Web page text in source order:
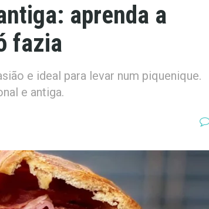
aprenda a
fazia
e ideal para levar num piquenique.
e antiga.